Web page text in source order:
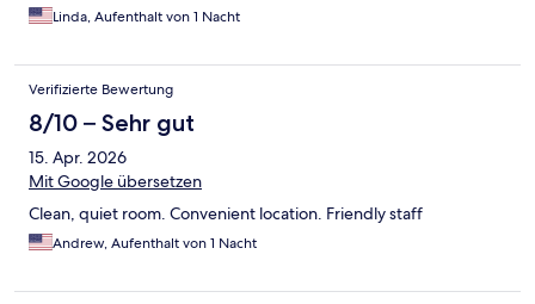
Linda, Aufenthalt von 1 Nacht
Verifizierte Bewertung
8/10 – Sehr gut
15. Apr. 2026
Mit Google übersetzen
Clean, quiet room. Convenient location. Friendly staff
Andrew, Aufenthalt von 1 Nacht